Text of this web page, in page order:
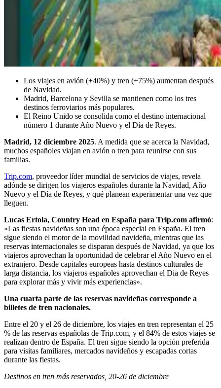
Los viajes en avión (+40%) y tren (+75%) aumentan después
de Navidad.
Madrid, Barcelona y Sevilla se mantienen como los tres
destinos ferroviarios más populares.
El Reino Unido se consolida como el destino internacional
número 1 durante Año Nuevo y el Día de Reyes.
Madrid, 12 diciembre 2025. A medida que se acerca la Navidad,
muchos españoles viajan en avión o tren para reunirse con sus
familias.
Trip.com, proveedor líder mundial de servicios de viajes, revela
adónde se dirigen los viajeros españoles durante la Navidad, Año
Nuevo y el Día de Reyes, y qué planean experimentar una vez que
lleguen.
Lucas Ertola, Country Head en España para Trip.com afirmó:
«Las fiestas navideñas son una época especial en España. El tren
sigue siendo el motor de la movilidad navideña, mientras que las
reservas internacionales se disparan después de Navidad, ya que los
viajeros aprovechan la oportunidad de celebrar el Año Nuevo en el
extranjero. Desde capitales europeas hasta destinos culturales de
larga distancia, los viajeros españoles aprovechan el Día de Reyes
para explorar más y vivir más experiencias».
Una cuarta parte de las reservas navideñas corresponde a
billetes de tren nacionales.
Entre el 20 y el 26 de diciembre, los viajes en tren representan el 25
% de las reservas españolas de Trip.com, y el 84% de estos viajes se
realizan dentro de España. El tren sigue siendo la opción preferida
para visitas familiares, mercados navideños y escapadas cortas
durante las fiestas.
Destinos en tren más reservados, 20-26 de diciembre